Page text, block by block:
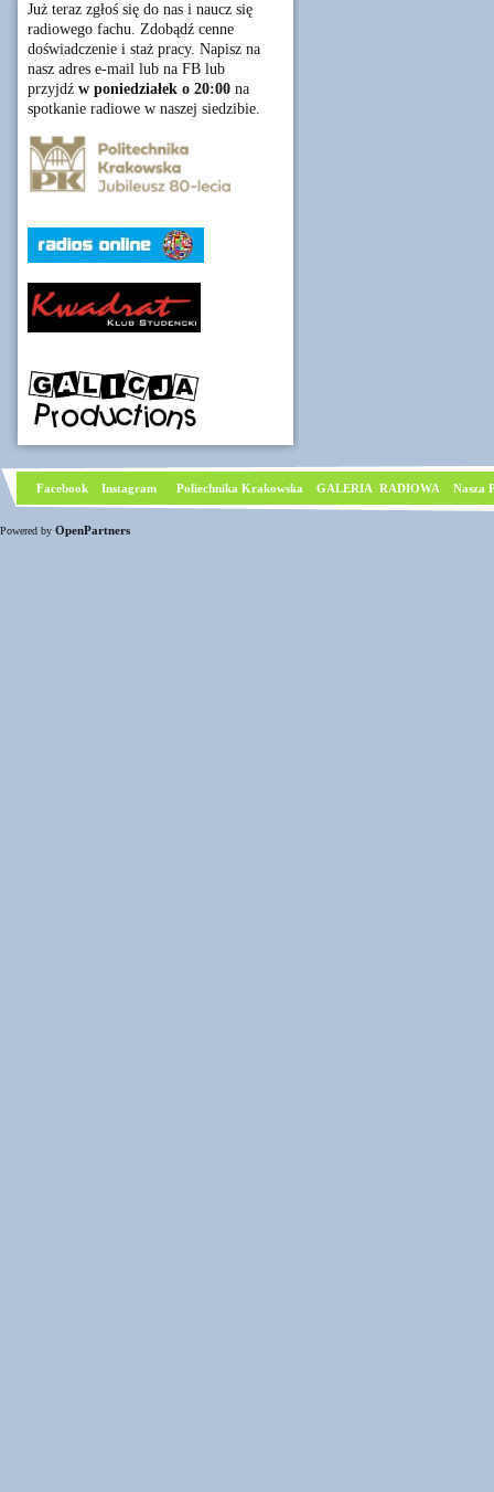
Już teraz zgłoś się do nas i naucz się
radiowego fachu. Zdobądź cenne
doświadczenie i staż pracy. Napisz na
nasz adres e-mail lub na FB lub
przyjdź w poniedziałek o 20:00 na
spotkanie radiowe w naszej siedzibie.
Facebook Instagram Poliechnika Krakowska GALERIA RADIOWA Nasza
Powered by OpenPartners